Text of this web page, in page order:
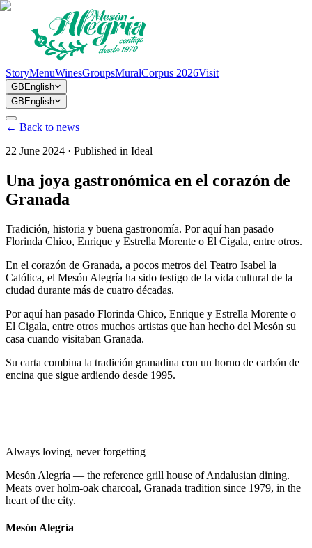
StoryMenuWinesGroupsMuralCorpus 2026Visit
GB English
GB English
← Back to news
22 June 2024 · Published in Ideal
Una joya gastronómica en el corazón de
Granada
Tradición, historia y buena gastronomía. Por aquí han pasado
Florinda Chico, Enrique y Estrella Morente o El Cigala, entre otros.
En el corazón de Granada, a pocos metros del Teatro Isabel la
Católica, el Mesón Alegría ha sido testigo de la vida cultural de la
ciudad durante más de cuatro décadas.
Por aquí han pasado Florinda Chico, Enrique y Estrella Morente o
El Cigala, entre otros muchos artistas que han hecho del Mesón su
casa cuando visitaban Granada.
Su carta combina la tradición granadina con un horno de carbón de
encina que sigue ardiendo desde 1995.
Always loving, never forgetting
Mesón Alegría — the reference grill house of Andalusian dining.
Meats over holm-oak charcoal, Granada tradition since 1979, in the
heart of the city.
Mesón Alegría